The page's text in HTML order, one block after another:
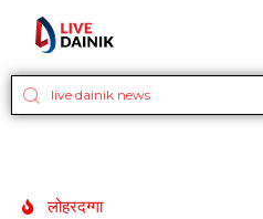
लोहरदग्गा